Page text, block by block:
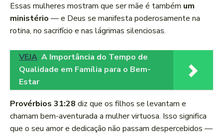
Essas mulheres mostram que ser mãe é também um
ministério — e Deus se manifesta poderosamente na
rotina, no sacrifício e nas lágrimas silenciosas.
VEJA A Importância do Tempo de
Qualidade em Família para o Bem-
Estar
Provérbios 31:28 diz que os filhos se levantam e
chamam bem-aventurada a mulher virtuosa. Isso significa
que o seu amor e dedicação não passam despercebidos —